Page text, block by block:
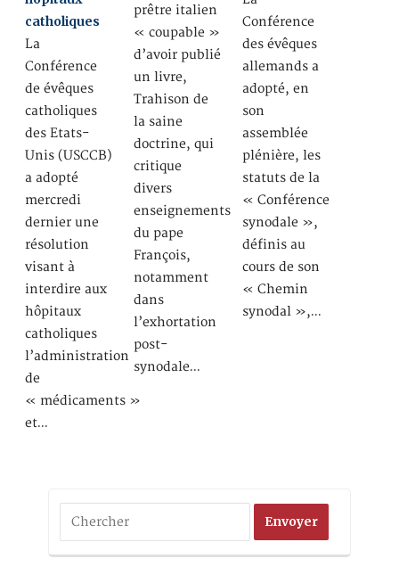
catholiques
La
Conférence
de évêques
catholiques
des Etats-
Unis (USCCB)
a adopté
mercredi
dernier une
résolution
visant à
interdire aux
hôpitaux
catholiques
l’administration
de
« médicaments »
et…
prêtre italien
« coupable »
d’avoir publié
un livre,
Trahison de
la saine
doctrine, qui
critique
divers
enseignements
du pape
François,
notamment
dans
l’exhortation
post-
synodale…
Conférence
des évêques
allemands a
adopté, en
son
assemblée
plénière, les
statuts de la
« Conférence
synodale »,
définis au
cours de son
« Chemin
synodal »,…